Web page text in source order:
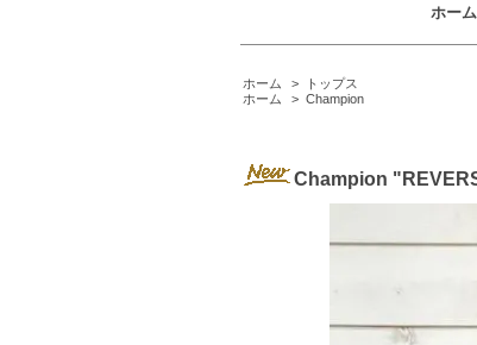
ホーム
ホーム >
トップス
ホーム
> Champion
Champion